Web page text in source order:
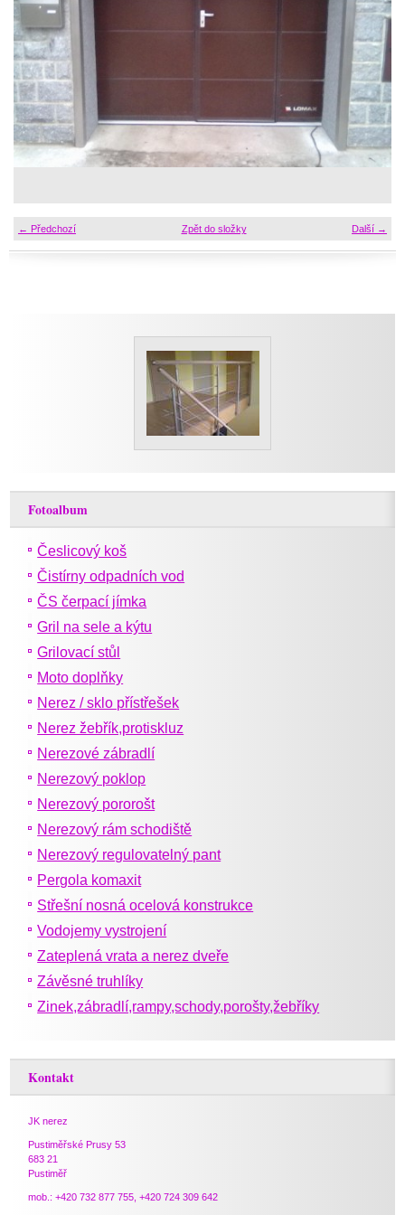
← Předchozí Další →
Zpět do složky
Fotoalbum
Česlicový koš
Čistírny odpadních vod
ČS čerpací jímka
Gril na sele a kýtu
Grilovací stůl
Moto doplňky
Nerez / sklo přístřešek
Nerez žebřík,protiskluz
Nerezové zábradlí
Nerezový poklop
Nerezový pororošt
Nerezový rám schodiště
Nerezový regulovatelný pant
Pergola komaxit
Střešní nosná ocelová konstrukce
Vodojemy vystrojení
Zateplená vrata a nerez dveře
Závěsné truhlíky
Zinek,zábradlí,rampy,schody,porošty,žebříky
Kontakt
JK nerez
Pustiměřské Prusy 53
683 21
Pustiměř
mob.: +420 732 877 755, +420 724 309 642